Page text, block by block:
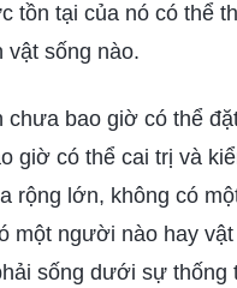
tồn tại của nó có thể
vật sống nào.
chưa bao giờ có thể
giờ có thể cai trị và
rộng lớn, không có
một người nào hay
sống dưới sự